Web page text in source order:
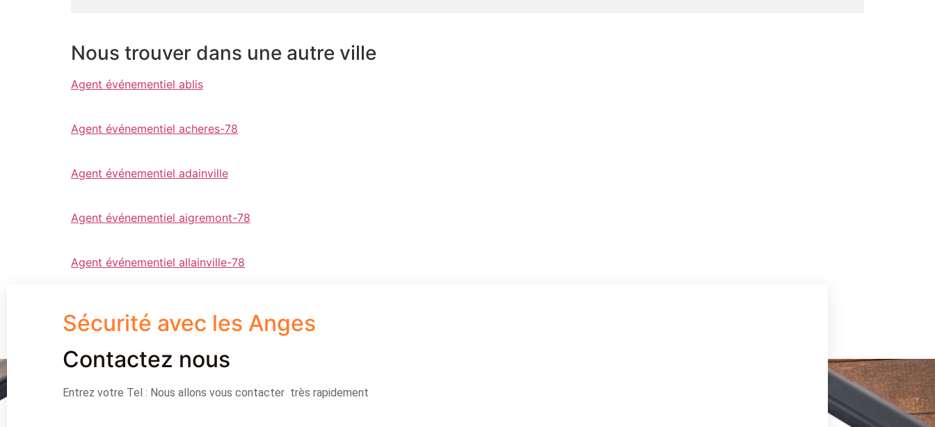
Nous trouver dans une autre ville
Agent événementiel ablis
Agent événementiel acheres-78
Agent événementiel adainville
Agent événementiel aigremont-78
Agent événementiel allainville-78
Sécurité avec les Anges
Contactez nous
Entrez votre Tel : Nous allons vous contacter très rapidement